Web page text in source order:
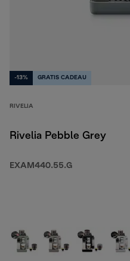
-13% GRATIS CADEAU
RIVELIA
Rivelia Pebble Grey
EXAM440.55.G